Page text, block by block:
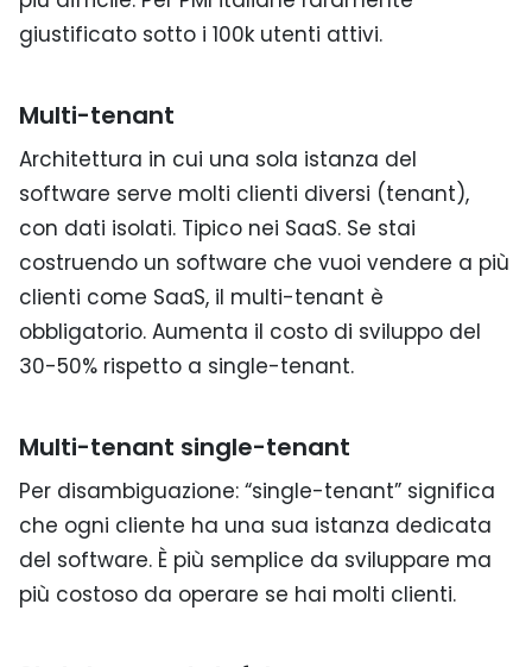
giustificato sotto i 100k utenti attivi.
Multi-tenant
Architettura in cui una sola istanza del
software serve molti clienti diversi (tenant),
con dati isolati. Tipico nei SaaS. Se stai
costruendo un software che vuoi vendere a più
clienti come SaaS, il multi-tenant è
obbligatorio. Aumenta il costo di sviluppo del
30-50% rispetto a single-tenant.
Multi-tenant single-tenant
Per disambiguazione: “single-tenant” significa
che ogni cliente ha una sua istanza dedicata
del software. È più semplice da sviluppare ma
più costoso da operare se hai molti clienti.